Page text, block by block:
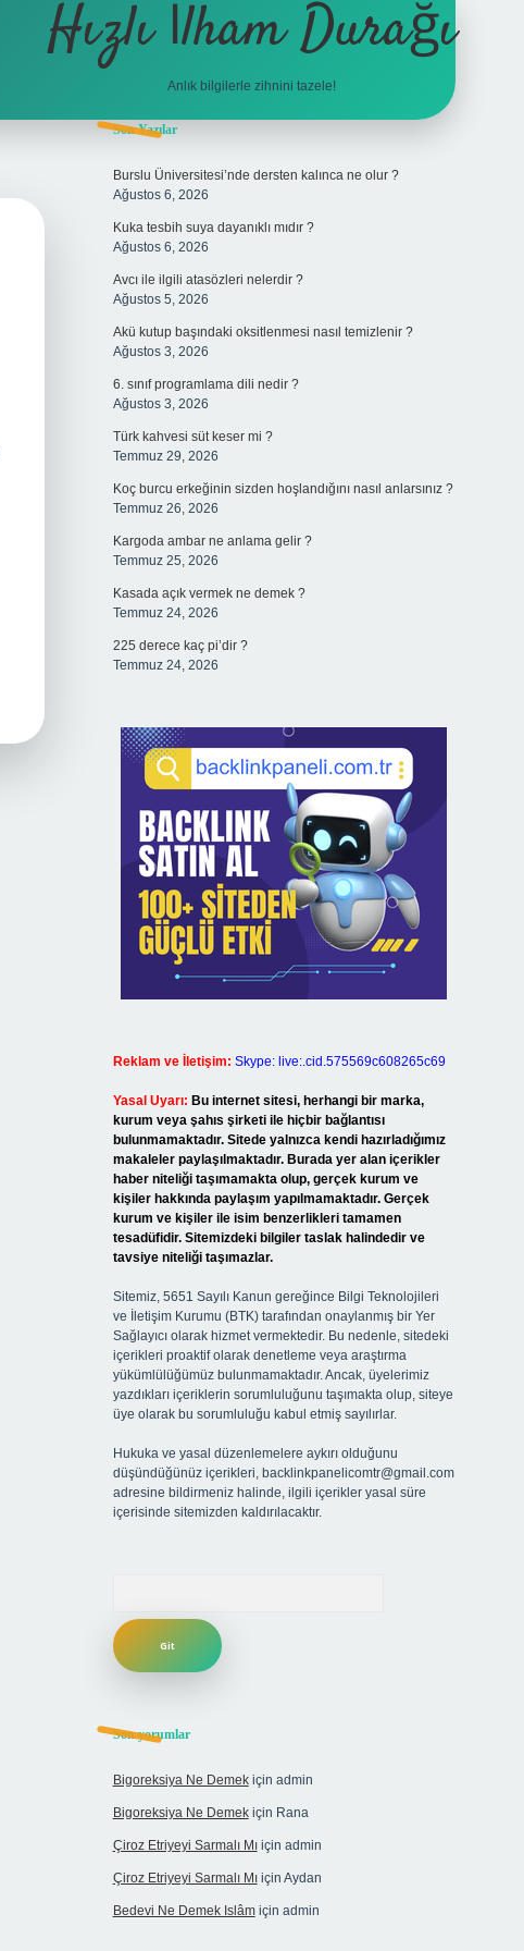
Hızlı İlham Durağı
Anlık bilgilerle zihnini tazele!
Sidebar
Son Yazılar
Burslu Üniversitesi’nde dersten kalınca ne olur ?
Ağustos 6, 2026
Kuka tesbih suya dayanıklı mıdır ?
Ağustos 6, 2026
Avcı ile ilgili atasözleri nelerdir ?
Ağustos 5, 2026
Akü kutup başındaki oksitlenmesi nasıl temizlenir ?
Ağustos 3, 2026
6. sınıf programlama dili nedir ?
Ağustos 3, 2026
Türk kahvesi süt keser mi ?
Temmuz 29, 2026
Koç burcu erkeğinin sizden hoşlandığını nasıl anlarsınız ?
Temmuz 26, 2026
Kargoda ambar ne anlama gelir ?
Temmuz 25, 2026
Kasada açık vermek ne demek ?
Temmuz 24, 2026
225 derece kaç pi’dir ?
Temmuz 24, 2026
Reklam ve İletişim: Skype: live:.cid.575569c608265c69
Yasal Uyarı: Bu internet sitesi, herhangi bir marka,
kurum veya şahıs şirketi ile hiçbir bağlantısı
bulunmamaktadır. Sitede yalnızca kendi hazırladığımız
makaleler paylaşılmaktadır. Burada yer alan içerikler
haber niteliği taşımamakta olup, gerçek kurum ve
kişiler hakkında paylaşım yapılmamaktadır. Gerçek
kurum ve kişiler ile isim benzerlikleri tamamen
tesadüfidir. Sitemizdeki bilgiler taslak halindedir ve
tavsiye niteliği taşımazlar.
Sitemiz, 5651 Sayılı Kanun gereğince Bilgi Teknolojileri
ve İletişim Kurumu (BTK) tarafından onaylanmış bir Yer
Sağlayıcı olarak hizmet vermektedir. Bu nedenle, sitedeki
içerikleri proaktif olarak denetleme veya araştırma
yükümlülüğümüz bulunmamaktadır. Ancak, üyelerimiz
yazdıkları içeriklerin sorumluluğunu taşımakta olup, siteye
üye olarak bu sorumluluğu kabul etmiş sayılırlar.
Hukuka ve yasal düzenlemelere aykırı olduğunu
düşündüğünüz içerikleri, backlinkpanelicomtr@gmail.com
adresine bildirmeniz halinde, ilgili içerikler yasal süre
içerisinde sitemizden kaldırılacaktır.
Son yorumlar
Bigoreksiya Ne Demekiçin admin
Bigoreksiya Ne Demekiçin Rana
Çiroz Etriyeyi Sarmalı Mıiçin admin
Çiroz Etriyeyi Sarmalı Mıiçin Aydan
Bedevi Ne Demek Islâmiçin admin